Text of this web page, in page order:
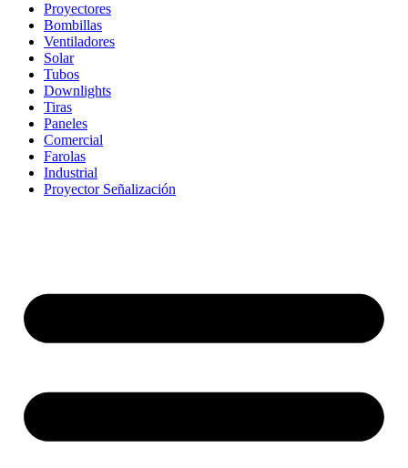
Proyectores
Bombillas
Ventiladores
Solar
Tubos
Downlights
Tiras
Paneles
Comercial
Farolas
Industrial
Proyector Señalización